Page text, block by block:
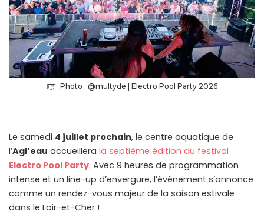
Photo : @multyde | Electro Pool Party 2026
Le samedi 4 juillet prochain, le centre aquatique de
l’Agl’eau accueillera la septième édition du festival
Electro Pool Party. Avec 9 heures de programmation
intense et un line-up d’envergure, l’événement s’annonce
comme un rendez-vous majeur de la saison estivale
dans le Loir-et-Cher !